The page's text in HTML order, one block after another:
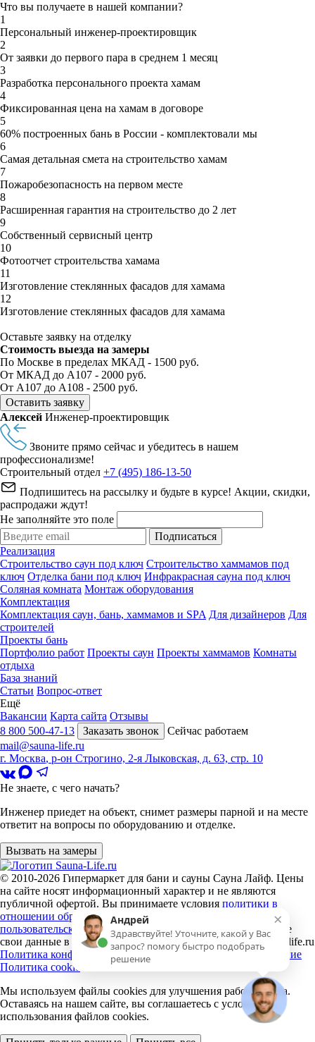
Что вы получаете в нашей компании?
1
Персональный инженер-проектировщик
2
От заявки до первого пара в среднем 1 месяц
3
Разработка персонального проекта хамам
4
Фиксированная цена на хамам в договоре
5
60% построенных бань в России - комплектовали мы
6
Самая детальная смета на строительство хамам
7
Пожаробезопасность на первом месте
8
Расширенная гарантия на строительство до 2 лет
9
Собственный сервисный центр
10
Фотоотчет строительства хамама
11
Изготовление стеклянных фасадов для хамама
12
Изготовление стеклянных фасадов для хамама
Оставьте заявку на отделку
Стоимость выезда на замеры
По Москве в пределах МКАД - 1500 руб.
От МКАД до А107 - 2000 руб.
От А107 до А108 - 2500 руб.
Оставить заявку
Алексей Инженер-проектировщик
Звоните прямо сейчас и убедитесь в нашем
профессионализме!
Строительный отдел +7 (495) 186-13-50
Подпишитесь на рассылку и будьте в курсе! Акции, скидки,
распродажи ждут!
Не заполняйте это поле
Подписаться
Реализация
Строительство саун под ключ Строительство хаммамов под
ключ Отделка бани под ключ Инфракрасная сауна под ключ
Соляная комната Монтаж оборудования
Комплектация
Комплектация саун, бань, хаммамов и SPA Для дизайнеров Для
строителей
Проекты бань
Портфолио работ Проекты саун Проекты хаммамов Комнаты
отдыха
База знаний
Статьи Вопрос-ответ
Ещё
Вакансии Карта сайта Отзывы
8 800 500-47-13
Заказать звонок
Сейчас работаем
mail@sauna-life.ru
г. Москва, р-он Строгино, 2-я Лыковская, д. 63, стр. 10
Не знаете, с чего начать?
Инженер приедет на объект, снимет размеры парной и на месте
ответит на вопросы по оборудованию и отделке.
Вызвать на замеры
© 2010-2026 Гипермаркет для бани и сауны Сауна Лайф. Цены
на сайте носят информационный характер и не являются
публичной офертой. Вы принимаете условия политики в
отношении обработки персональных данных
пользовательского соглашения
каждый раз, когда оставляете
свои данные в любой форме обратной связи на сайте sauna-life.ru
Политика конфиденциальности
Пользовательское соглашение
Политика cookie
Мы используем файлы cookies для улучшения работы сайта.
Оставаясь на нашем сайте, вы соглашаетесь с условиями
использования файлов cookies.
×
Андрей
Здравствуйте! Уточните, какой у Вас
запрос? помогу быстро подобрать
решение